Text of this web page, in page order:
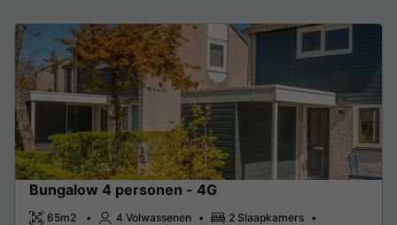
Bungalow 4 personen - 4G
65m2 4 Volwassenen
2 Slaapkamers